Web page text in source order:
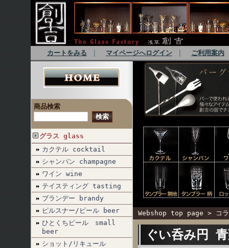
カートをみる マイページへログイン ご利用案内
商品検索
グラス glass
カクテル cocktail
シャンパン champagne
ワイン wine
テイスティング tasting
ブランデー brandy
ピルスナー/ビール beer
ひとくちビール small
beer
ショット/リキュール
Webshop top page > コ
ぐい呑み円